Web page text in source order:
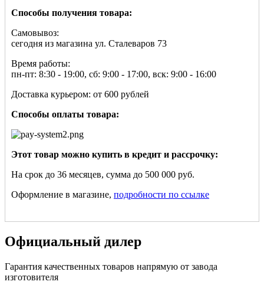
Способы получения товара:
Самовывоз:
сегодня из магазина ул. Сталеваров 73
Время работы:
пн-пт: 8:30 - 19:00, сб: 9:00 - 17:00, вск: 9:00 - 16:00
Доставка курьером: от 600 рублей
Способы оплаты товара:
Этот товар можно купить в кредит и рассрочку:
На срок до 36 месяцев, сумма до 500 000 руб.
Оформление в магазине, подробности по ссылке
Официальный дилер
Гарантия качественных товаров напрямую от завода
изготовителя